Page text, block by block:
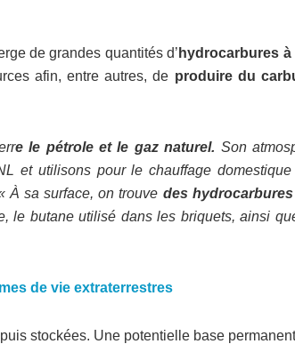
de grandes quantités d’ hydrocarbures à
afin, entre autres, de produire du
e le pétrole et le gaz naturel. Son
et utilisons pour le chauffage
À sa surface, on trouve des
le butane utilisé dans les briquets, ainsi
de vie extraterrestres
stockées. Une potentielle base